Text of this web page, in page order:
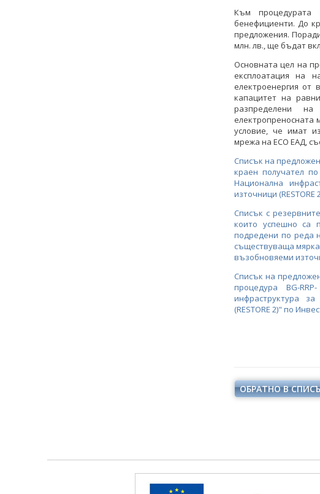
Към процедурата
бенефициенти. До
предложения.
млн. лв., ще бъдат
Основната цел на
експлоатация на
електроенергия от
капацитет на
разпределени
условие, че имат
мрежа на ЕСО ЕАД,
Списък на
краен получател
Национална
източници
Списък с
които успешно са
подредени по реда
съществуваща
възобновяеми
Списък на
процедура BG-
инфраструктура
(RESTORE 2)" по
ОБРАТНО В